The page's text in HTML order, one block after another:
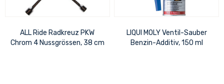
ALL Ride Radkreuz PKW
Chrom 4 Nussgrössen, 38 cm
LIQUI MOLY Ventil-Sauber
Benzin-Additiv, 150 ml